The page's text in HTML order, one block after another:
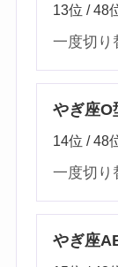
13位 / 48
一度切り
やぎ座O
14位 / 48
一度切り
やぎ座